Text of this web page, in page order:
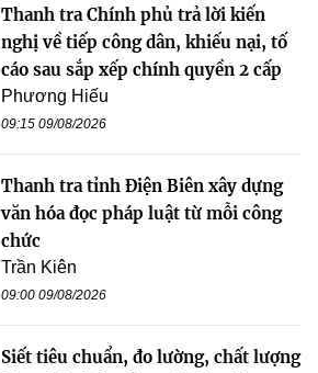
Thanh tra Chính phủ trả lời kiến
nghị về tiếp công dân, khiếu nại, tố
cáo sau sắp xếp chính quyền 2 cấp
Phương Hiếu
09:15 09/08/2026
Thanh tra tỉnh Điện Biên xây dựng
văn hóa đọc pháp luật từ mỗi công
chức
Trần Kiên
09:00 09/08/2026
Siết tiêu chuẩn, đo lường, chất lượng